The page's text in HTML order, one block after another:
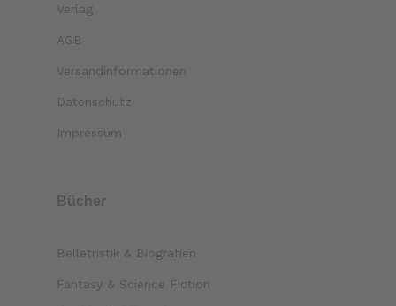
Verlag
AGB
Versandinformationen
Datenschutz
Impressum
Bücher
Belletristik & Biografien
Fantasy & Science Fiction